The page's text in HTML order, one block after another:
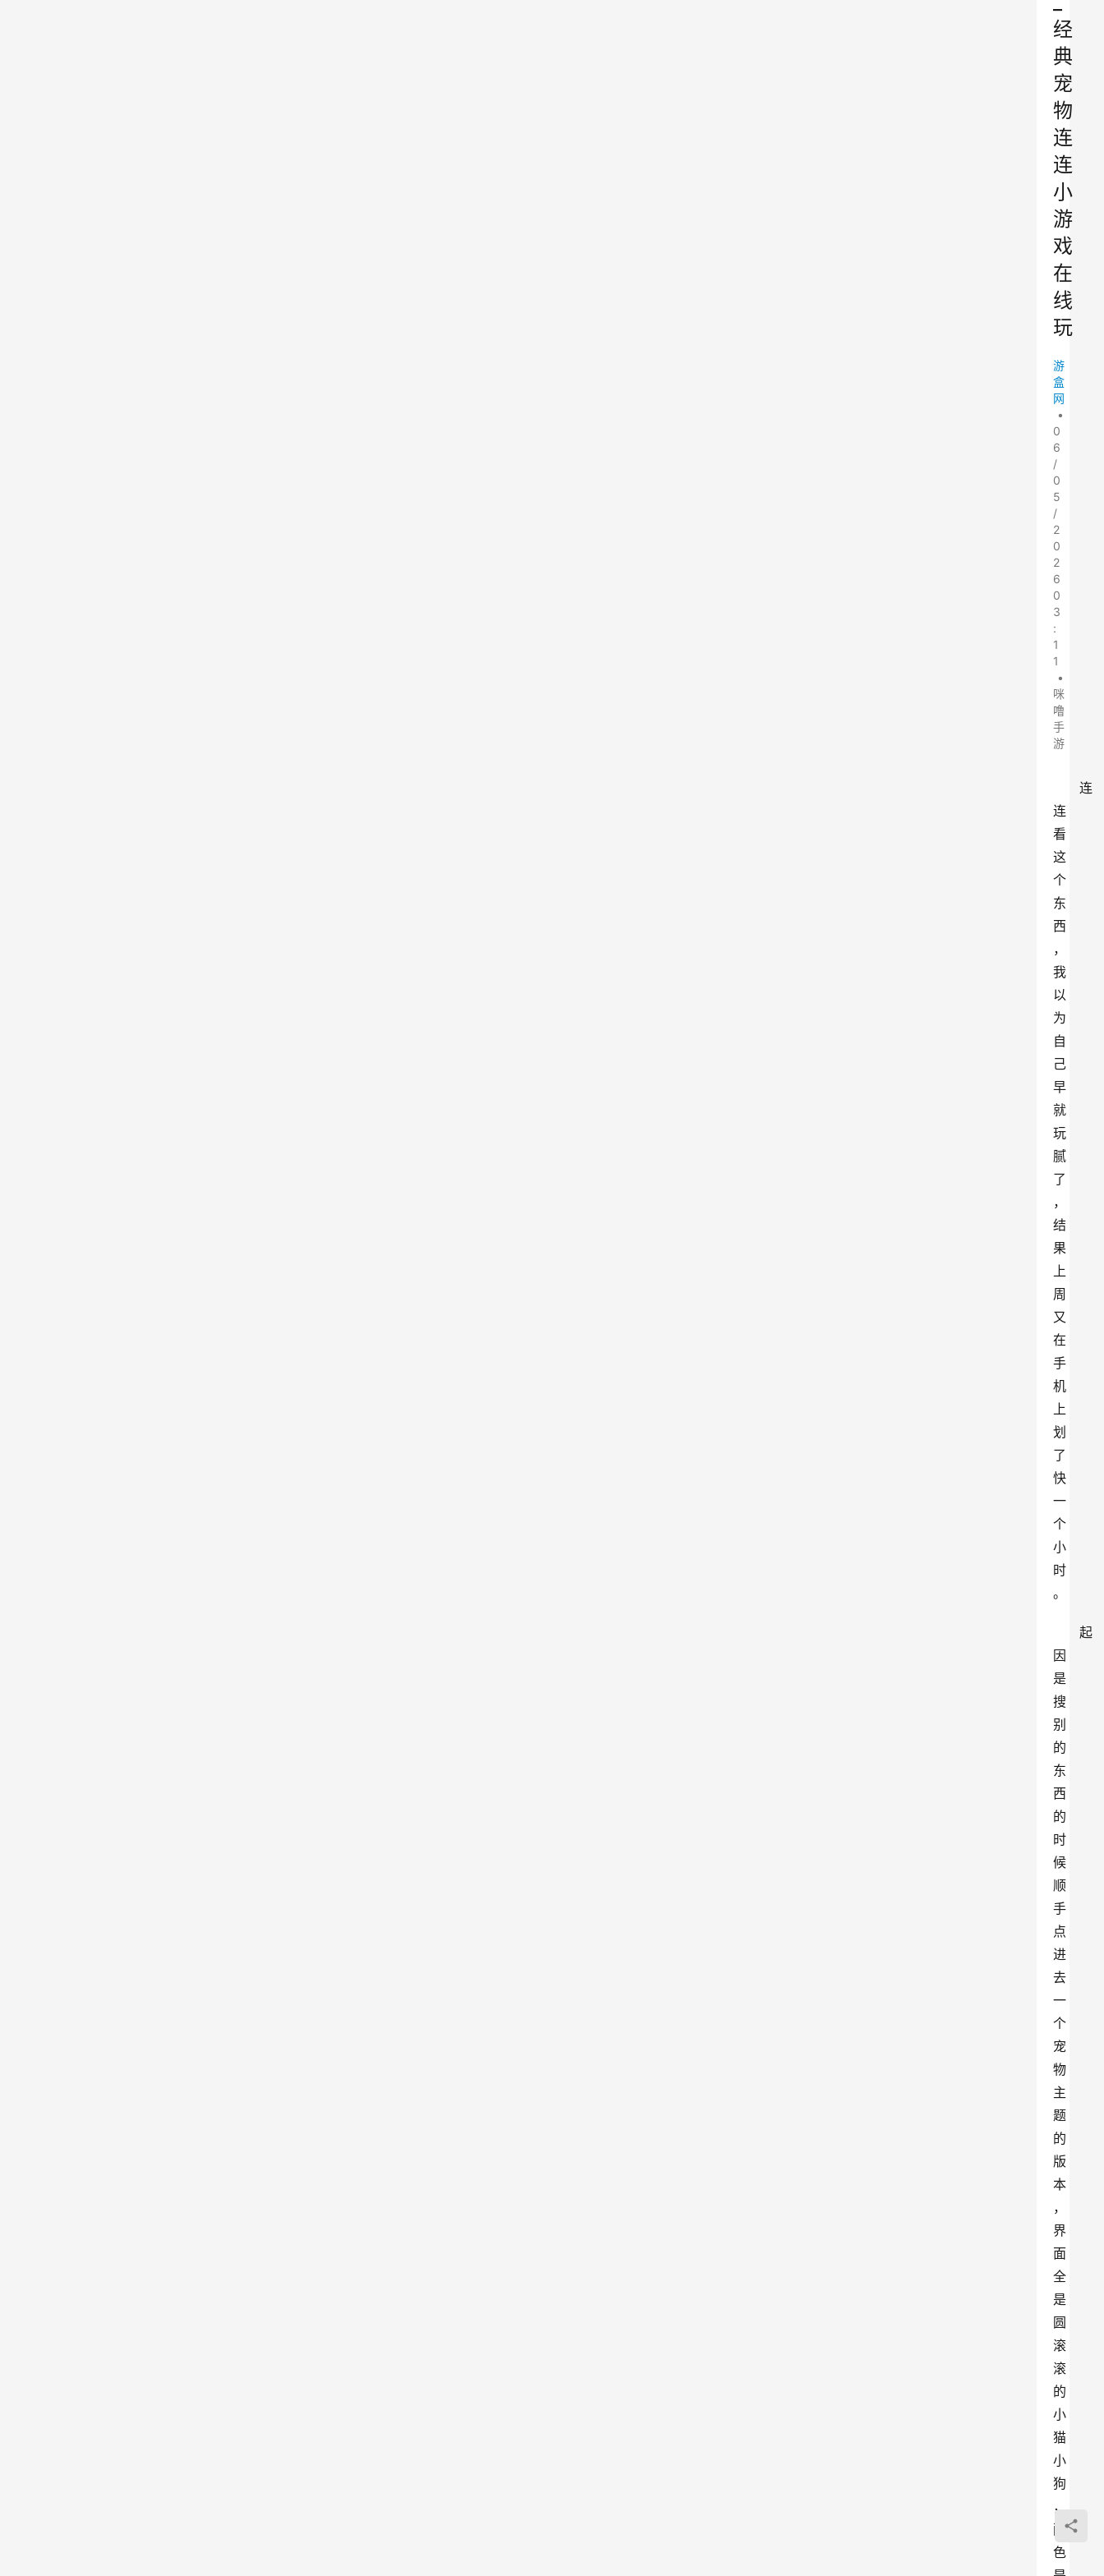
经
典
宠
物
连
连
小
游
戏
在
线
玩
游
盒
网
•
0
6
/
0
5
/
2
0
2
6
0
3
:
1
1
•
咪
噜
手
游
连
连
看
这
个
东
西
，
我
以
为
自
己
早
就
玩
腻
了
，
结
果
上
周
又
在
手
机
上
划
了
快
一
个
小
时
。
起
因
是
搜
别
的
东
西
的
时
候
顺
手
点
进
去
一
个
宠
物
主
题
的
版
本
，
界
面
全
是
圆
滚
滚
的
小
猫
小
狗
，
配
色